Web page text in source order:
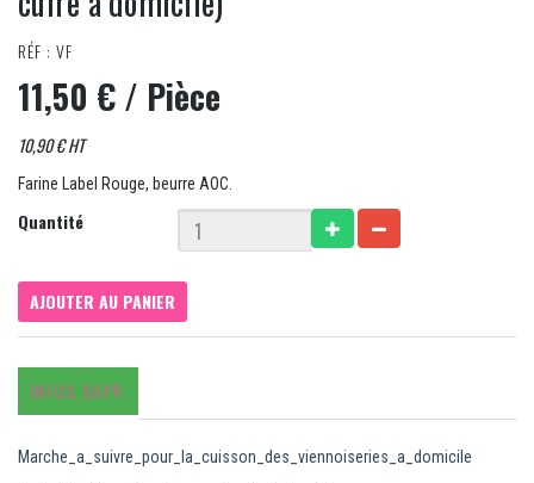
RÉF : VF
11,50 €/ Pièce
10,90 € HT
Farine Label Rouge, beurre AOC.
Quantité
AJOUTER AU PANIER
INFOS SUPP.
Marche_a_suivre_pour_la_cuisson_des_viennoiseries_a_domicile